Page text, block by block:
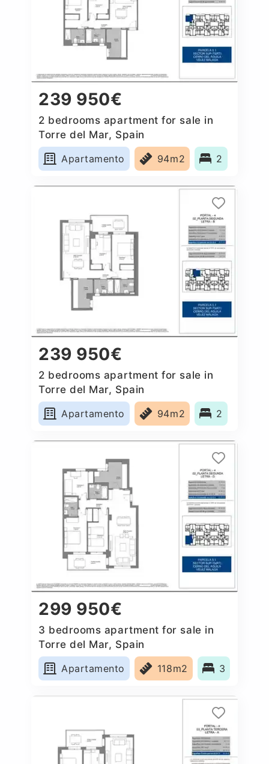
239 950€
2 bedrooms apartment for sale in
Torre del Mar, Spain
Apartamento
94m2 2
239 950€
2 bedrooms apartment for sale in
Torre del Mar, Spain
Apartamento
94m2 2
299 950€
3 bedrooms apartment for sale in
Torre del Mar, Spain
Apartamento
118m2 3